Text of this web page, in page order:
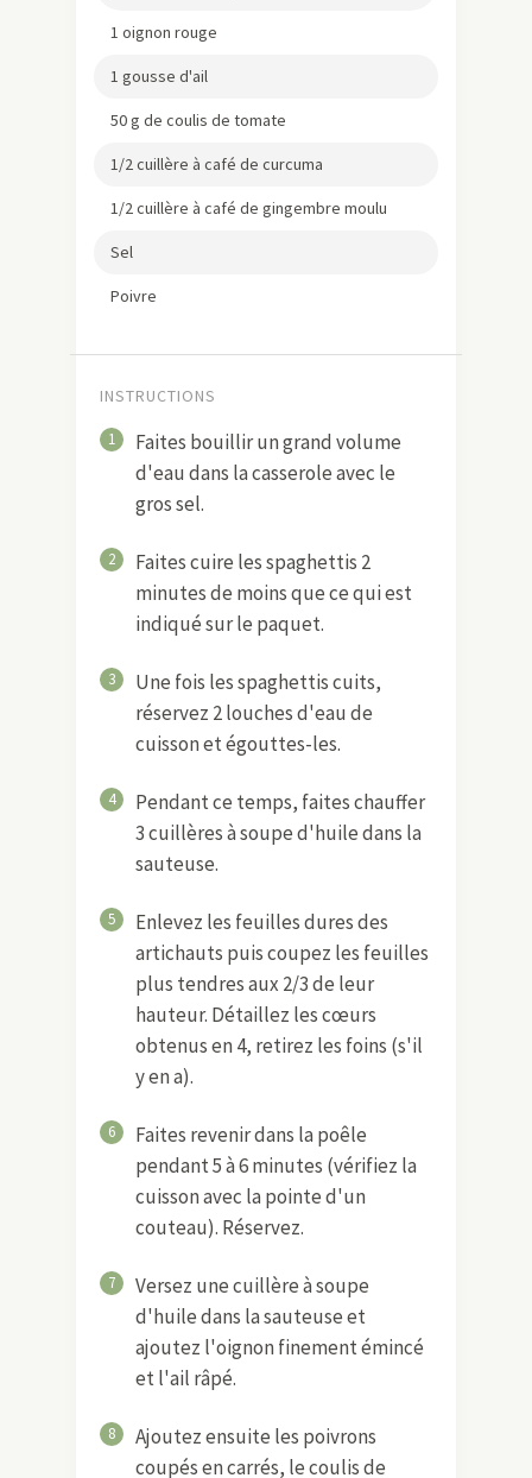
1 oignon rouge
1 gousse d'ail
50 g de coulis de tomate
1/2 cuillère à café de curcuma
1/2 cuillère à café de gingembre moulu
Sel
Poivre
INSTRUCTIONS
1
Faites bouillir un grand volume
d'eau dans la casserole avec le
gros sel.
2
Faites cuire les spaghettis 2
minutes de moins que ce qui est
indiqué sur le paquet.
3
Une fois les spaghettis cuits,
réservez 2 louches d'eau de
cuisson et égouttes-les.
4
Pendant ce temps, faites chauffer
3 cuillères à soupe d'huile dans la
sauteuse.
5
Enlevez les feuilles dures des
artichauts puis coupez les feuilles
plus tendres aux 2/3 de leur
hauteur. Détaillez les cœurs
obtenus en 4, retirez les foins (s'il
y en a).
6
Faites revenir dans la poêle
pendant 5 à 6 minutes (vérifiez la
cuisson avec la pointe d'un
couteau). Réservez.
7
Versez une cuillère à soupe
d'huile dans la sauteuse et
ajoutez l'oignon finement émincé
et l'ail râpé.
8
Ajoutez ensuite les poivrons
coupés en carrés, le coulis de